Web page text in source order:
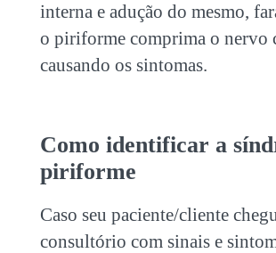
interna e adução do mesmo,
o piriforme comprima o nervo
causando os sintomas.
Como identificar a
piriforme
Caso seu paciente/cliente
consultório com sinais e